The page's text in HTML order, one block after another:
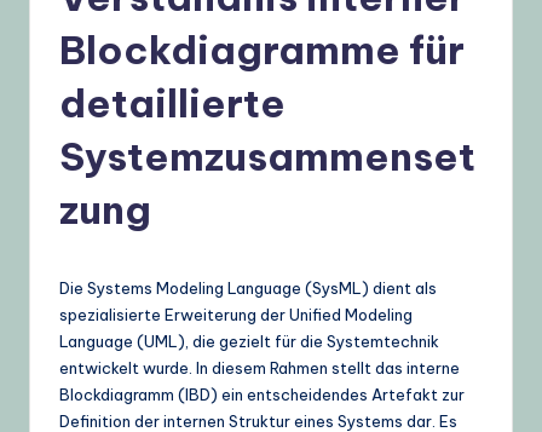
–
A
K
o
w
Blockdiagramme für
detaillierte
Systemzusammenset
zung
Die Systems Modeling Language (SysML) dient als
spezialisierte Erweiterung der Unified Modeling
Language (UML), die gezielt für die Systemtechnik
entwickelt wurde. In diesem Rahmen stellt das interne
Blockdiagramm (IBD) ein entscheidendes Artefakt zur
Definition der internen Struktur eines Systems dar. Es